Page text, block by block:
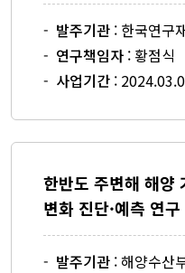
- 발주기관 : 한국연구
- 연구책임자 : 황점식
- 사업기간 :
한반도 주변해 해양
변화 진단·예측 연구
- 발주기관 : 해양수산